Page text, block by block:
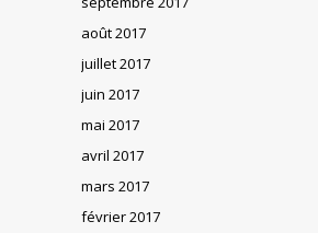
août 2017
juillet 2017
juin 2017
mai 2017
avril 2017
mars 2017
février 2017